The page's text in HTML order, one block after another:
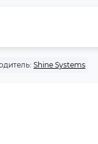
Shine Systems